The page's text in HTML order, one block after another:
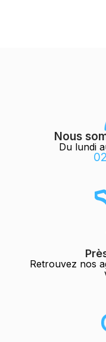
Nous
Du lundi
Retrouvez nos